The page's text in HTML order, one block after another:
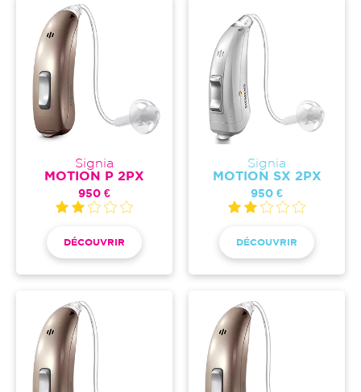
Signia
MOTION P 2PX
950 €
DÉCOUVRIR
Signia
MOTION SX 2PX
950 €
DÉCOUVRIR